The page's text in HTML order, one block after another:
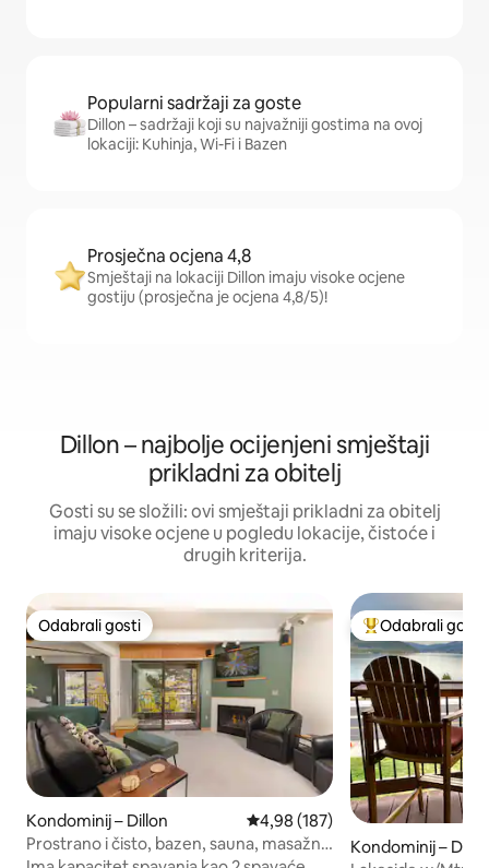
Popularni sadržaji za goste
Dillon – sadržaji koji su najvažniji gostima na ovoj
lokaciji: Kuhinja, Wi-Fi i Bazen
Prosječna ocjena 4,8
Smještaji na lokaciji Dillon imaju visoke ocjene
gostiju (prosječna je ocjena 4,8/5)!
Dillon – najbolje ocijenjeni smještaji
prikladni za obitelj
Gosti su se složili: ovi smještaji prikladni za obitelj
imaju visoke ocjene u pogledu lokacije, čistoće i
drugih kriterija.
Odabrali gosti
Odabrali gosti
Kondominij – Dillon Prosječna ocjena: 4,98/5,
4,98 (187)
Prostrano i čisto, bazen, sauna, masažna
Među najviše
Odabrali gosti
Kondominij –